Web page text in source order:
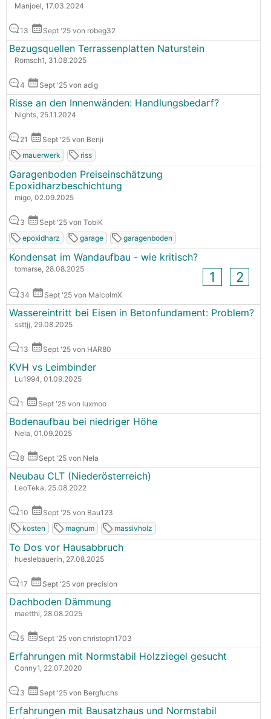
Manjoel, 17.03.2024
13 Sept '25 von robeg32
Bezugsquellen Terrassenplatten Naturstein
Romsch1, 31.08.2025
4 Sept '25 von adig
Risse an den Innenwänden: Handlungsbedarf?
Nights, 25.11.2024
21
Sept '25 von Benji
mauerwerk
riss
Garagenboden Preiseinschätzung
Epoxidharzbeschichtung
migo, 02.09.2025
3
Sept '25 von TobiK
epoxidharz
garage garagenboden
Kondensat im Wandaufbau - wie kritisch?
tomarse, 28.08.2025
1 2
34 Sept '25 von MalcolmX
Wassereintritt bei Eisen in Betonfundament: Problem?
ssttjj, 29.08.2025
13 Sept '25 von HAR80
KVH vs Leimbinder
Lu1994, 01.09.2025
1 Sept '25 von luxmoo
Bodenaufbau bei niedriger Höhe
Nela, 01.09.2025
8 Sept '25 von Nela
Neubau CLT (Niederösterreich)
LeoTeka, 25.08.2022
10
Sept '25 von Bau123
kosten
magnum massivholz
To Dos vor Hausabbruch
hueslebauerin, 27.08.2025
17 Sept '25 von precision
Dachboden Dämmung
maetthi, 28.08.2025
5 Sept '25 von christoph1703
Erfahrungen mit Normstabil Holzziegel gesucht
Conny1, 22.07.2020
3 Sept '25 von Bergfuchs
Erfahrungen mit Bausatzhaus und Normstabil